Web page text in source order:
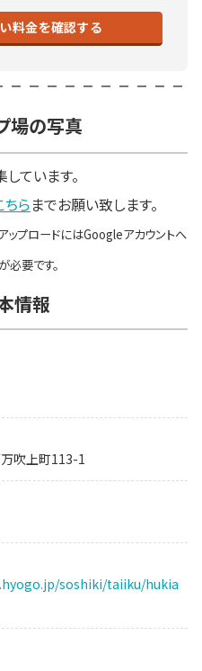
料金を確認する
場の写真
ています。
ちらまでお願い致します。
ップロードにはGoogleアカウントへ
必要です。
情報
吹上町113-1
soshiki/taiiku/hukia